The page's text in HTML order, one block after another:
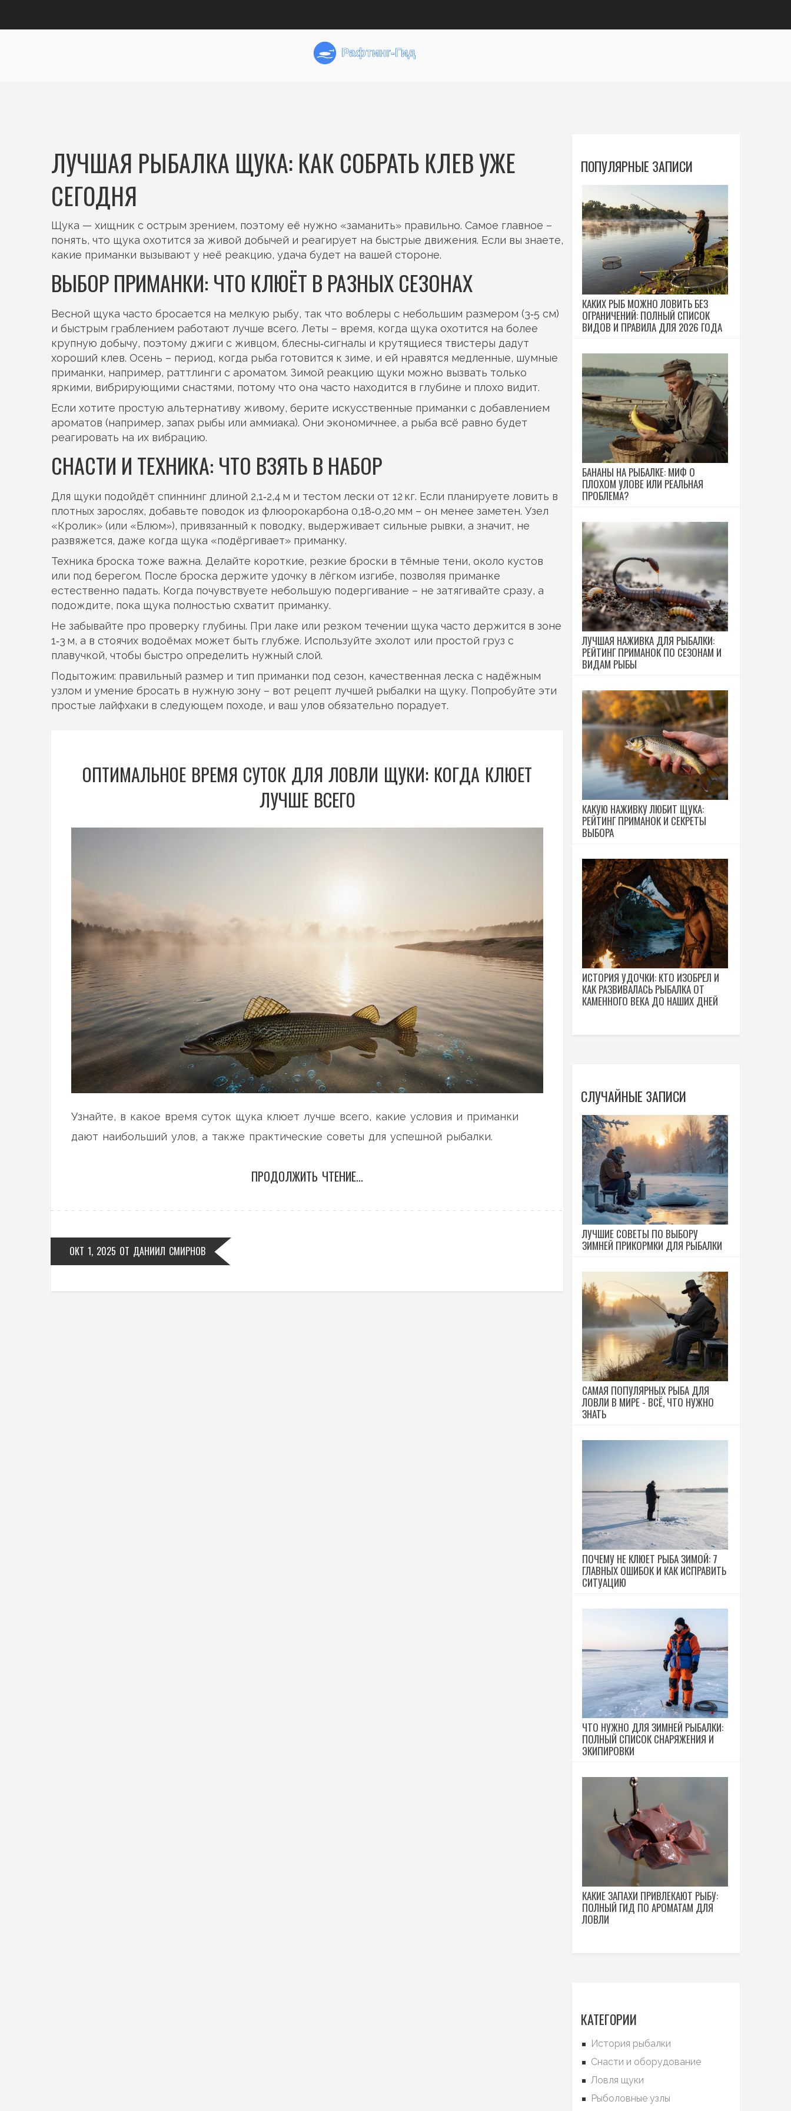
ЛУЧШАЯ РЫБАЛКА ЩУКА: КАК СОБРАТЬ КЛЕВ УЖЕ
СЕГОДНЯ
Щука — хищник с острым зрением, поэтому её нужно «заманить» правильно. Самое главное –
понять, что щука охотится за живой добычей и реагирует на быстрые движения. Если вы знаете,
какие приманки вызывают у неё реакцию, удача будет на вашей стороне.
ВЫБОР ПРИМАНКИ: ЧТО КЛЮЁТ В РАЗНЫХ СЕЗОНАХ
Весной щука часто бросается на мелкую рыбу, так что воблеры с небольшим размером (3‑5 см)
и быстрым граблением работают лучше всего. Леты – время, когда щука охотится на более
крупную добычу, поэтому джиги с живцом, блесны‑сигналы и крутящиеся твистеры дадут
хороший клев. Осень – период, когда рыба готовится к зиме, и ей нравятся медленные, шумные
приманки, например, раттлинги с ароматом. Зимой реакцию щуки можно вызвать только
яркими, вибрирующими снастями, потому что она часто находится в глубине и плохо видит.
Если хотите простую альтернативу живому, берите искусственные приманки с добавлением
ароматов (например, запах рыбы или аммиака). Они экономичнее, а рыба всё равно будет
реагировать на их вибрацию.
СНАСТИ И ТЕХНИКА: ЧТО ВЗЯТЬ В НАБОР
Для щуки подойдёт спиннинг длиной 2,1‑2,4 м и тестом лески от 12 кг. Если планируете ловить в
плотных зарослях, добавьте поводок из флюорокарбона 0,18‑0,20 мм – он менее заметен. Узел
«Кролик» (или «Блюм»), привязанный к поводку, выдерживает сильные рывки, а значит, не
развяжется, даже когда щука «подёргивает» приманку.
Техника броска тоже важна. Делайте короткие, резкие броски в тёмные тени, около кустов
или под берегом. После броска держите удочку в лёгком изгибе, позволяя приманке
естественно падать. Когда почувствуете небольшую подергивание – не затягивайте сразу, а
подождите, пока щука полностью схватит приманку.
Не забывайте про проверку глубины. При лаке или резком течении щука часто держится в зоне
1‑3 м, а в стоячих водоёмах может быть глубже. Используйте эхолот или простой груз с
плавучкой, чтобы быстро определить нужный слой.
Подытожим: правильный размер и тип приманки под сезон, качественная леска с надёжным
узлом и умение бросать в нужную зону – вот рецепт лучшей рыбалки на щуку. Попробуйте эти
простые лайфхаки в следующем походе, и ваш улов обязательно порадует.
ОПТИМАЛЬНОЕ ВРЕМЯ СУТОК ДЛЯ ЛОВЛИ ЩУКИ: КОГДА КЛЮЕТ
ЛУЧШЕ ВСЕГО
Узнайте, в какое время суток щука клюет лучше всего, какие условия и приманки
дают наибольший улов, а также практические советы для успешной рыбалки.
ПРОДОЛЖИТЬ ЧТЕНИЕ...
ОКТ 1, 2025 ОТ ДАНИИЛ СМИРНОВ
ПОПУЛЯРНЫЕ ЗАПИСИ
КАКИХ РЫБ МОЖНО ЛОВИТЬ БЕЗ
ОГРАНИЧЕНИЙ: ПОЛНЫЙ СПИСОК
ВИДОВ И ПРАВИЛА ДЛЯ 2026 ГОДА
БАНАНЫ НА РЫБАЛКЕ: МИФ О
ПЛОХОМ УЛОВЕ ИЛИ РЕАЛЬНАЯ
ПРОБЛЕМА?
ЛУЧШАЯ НАЖИВКА ДЛЯ РЫБАЛКИ:
РЕЙТИНГ ПРИМАНОК ПО СЕЗОНАМ И
ВИДАМ РЫБЫ
КАКУЮ НАЖИВКУ ЛЮБИТ ЩУКА:
РЕЙТИНГ ПРИМАНОК И СЕКРЕТЫ
ВЫБОРА
ИСТОРИЯ УДОЧКИ: КТО ИЗОБРЕЛ И
КАК РАЗВИВАЛАСЬ РЫБАЛКА ОТ
КАМЕННОГО ВЕКА ДО НАШИХ ДНЕЙ
СЛУЧАЙНЫЕ ЗАПИСИ
ЛУЧШИЕ СОВЕТЫ ПО ВЫБОРУ
ЗИМНЕЙ ПРИКОРМКИ ДЛЯ РЫБАЛКИ
САМАЯ ПОПУЛЯРНЫХ РЫБА ДЛЯ
ЛОВЛИ В МИРЕ - ВСЁ, ЧТО НУЖНО
ЗНАТЬ
ПОЧЕМУ НЕ КЛЮЕТ РЫБА ЗИМОЙ: 7
ГЛАВНЫХ ОШИБОК И КАК ИСПРАВИТЬ
СИТУАЦИЮ
ЧТО НУЖНО ДЛЯ ЗИМНЕЙ РЫБАЛКИ:
ПОЛНЫЙ СПИСОК СНАРЯЖЕНИЯ И
ЭКИПИРОВКИ
КАКИЕ ЗАПАХИ ПРИВЛЕКАЮТ РЫБУ:
ПОЛНЫЙ ГИД ПО АРОМАТАМ ДЛЯ
ЛОВЛИ
КАТЕГОРИИ
История рыбалки
Снасти и оборудование
Ловля щуки
Рыболовные узлы